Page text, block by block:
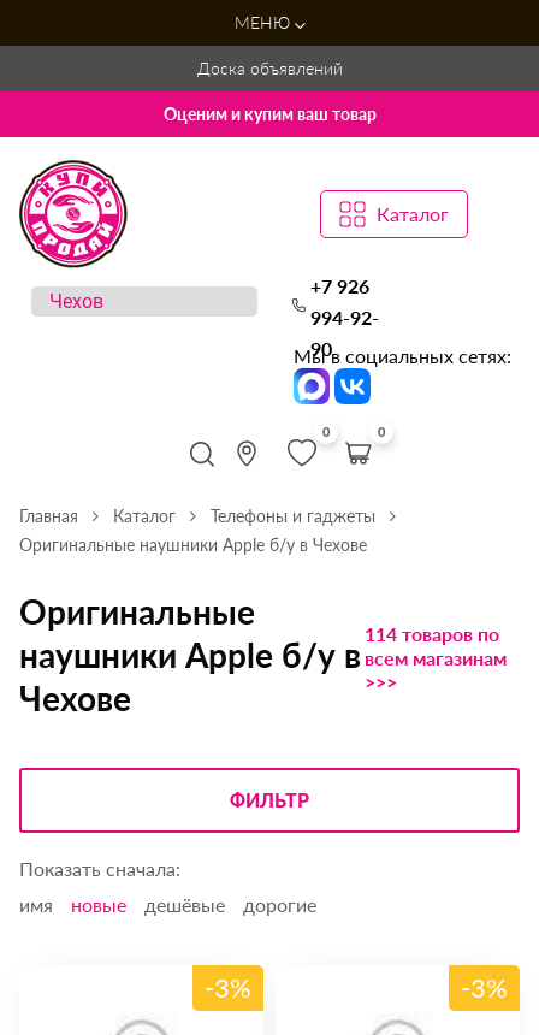
МЕНЮ
Доска объявлений
Оценим и купим ваш товар
Каталог
+7 926
994-92-
90
Мы в социальных сетях:
0 0
Главная Каталог
Телефоны и гаджеты
Оригинальные наушники Apple б/у в Чехове
Оригинальные
наушники Apple б/у в
Чехове
114 товаров по
всем магазинам
>>>
ФИЛЬТР
Показать сначала:
имя
новые дешёвые дорогие
-3% -3%